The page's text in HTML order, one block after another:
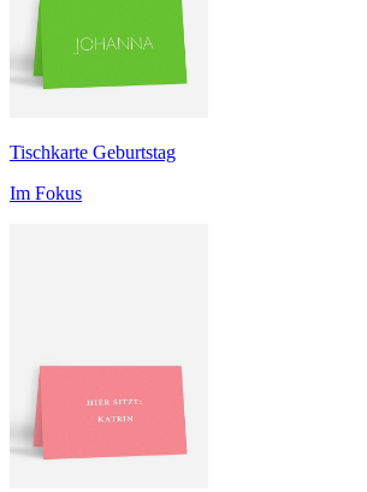
Tischkarte Geburtstag
Im Fokus